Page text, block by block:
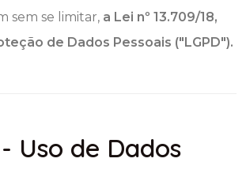
sem se limitar, a Lei nº 13.709/18,
de Dados Pessoais ("LGPD").
Uso de Dados